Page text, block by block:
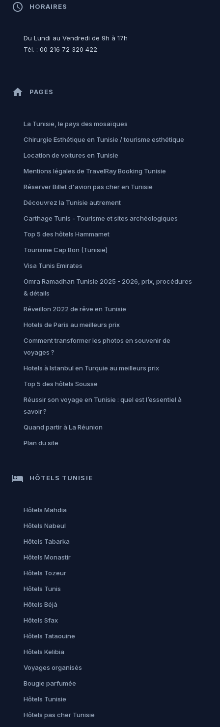
access_time HORAIRES
Du Lundi au Vendredi de 9h à 17h
Tél. : 00 216 72 320 422
home PAGES
La Tunisie, le pays des mosaïques
Chirurgie Esthétique en Tunisie / tourisme esthétique
Location de voitures en Tunisie
Mentions légales de TravelRay Booking Tunisie
Réserver Billet d'avion pas cher en Tunisie
Découvrez la Tunisie autrement
Carthage Tunis - Tourisme et sites archéologiques
Top 5 des hôtels Hammamet
Tourisme Cap Bon (Tunisie)
Visa Tunis Emirates
Omra Ramadhan Tunisie 2025 - 2026, prix, procédures
& détails
Réveillon 2022 de rêve en Tunisie
Hotels de Paris au meilleurs prix
Comment transformer les photos en souvenir de
voyages ?
Hotels à Istanbul en Turquie au meilleurs prix
Top 5 des hôtels Sousse
Réussir son voyage en Tunisie : quel est l’essentiel à
savoir ?
Quand partir à La Réunion
Plan du site
hotel HÔTELS TUNISIE
Hôtels Mahdia
Hôtels Nabeul
Hôtels Tabarka
Hôtels Monastir
Hôtels Tozeur
Hôtels Tunis
Hôtels Béjà
Hôtels Sfax
Hôtels Tataouine
Hôtels Kelibia
Voyages organisés
Bougie parfumée
Hôtels Tunisie
Hôtels pas cher Tunisie